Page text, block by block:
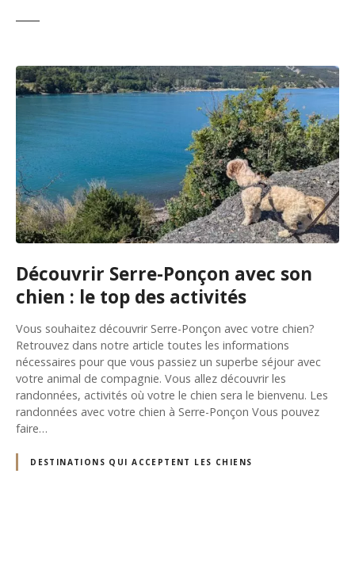
Découvrir Serre-Ponçon avec son
chien : le top des activités
Vous souhaitez découvrir Serre-Ponçon avec votre chien?
Retrouvez dans notre article toutes les informations
nécessaires pour que vous passiez un superbe séjour avec
votre animal de compagnie. Vous allez découvrir les
randonnées, activités où votre le chien sera le bienvenu. Les
randonnées avec votre chien à Serre-Ponçon Vous pouvez
faire…
DESTINATIONS QUI ACCEPTENT LES CHIENS